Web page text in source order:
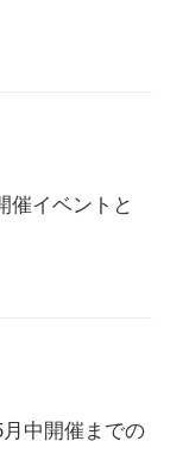
催イベントと
中開催までの